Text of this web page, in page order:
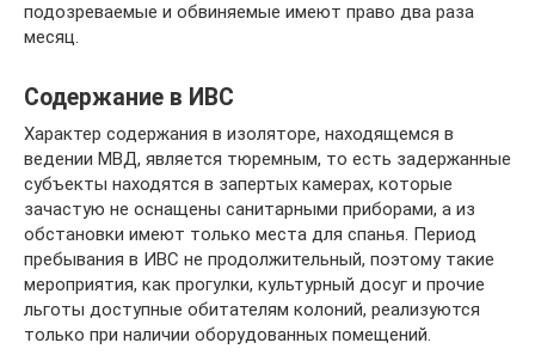
подозреваемые и обвиняемые имеют право два раза
месяц.
Содержание в ИВС
Характер содержания в изоляторе, находящемся в
ведении МВД, является тюремным, то есть задержанные
субъекты находятся в запертых камерах, которые
зачастую не оснащены санитарными приборами, а из
обстановки имеют только места для спанья. Период
пребывания в ИВС не продолжительный, поэтому такие
мероприятия, как прогулки, культурный досуг и прочие
льготы доступные обитателям колоний, реализуются
только при наличии оборудованных помещений.